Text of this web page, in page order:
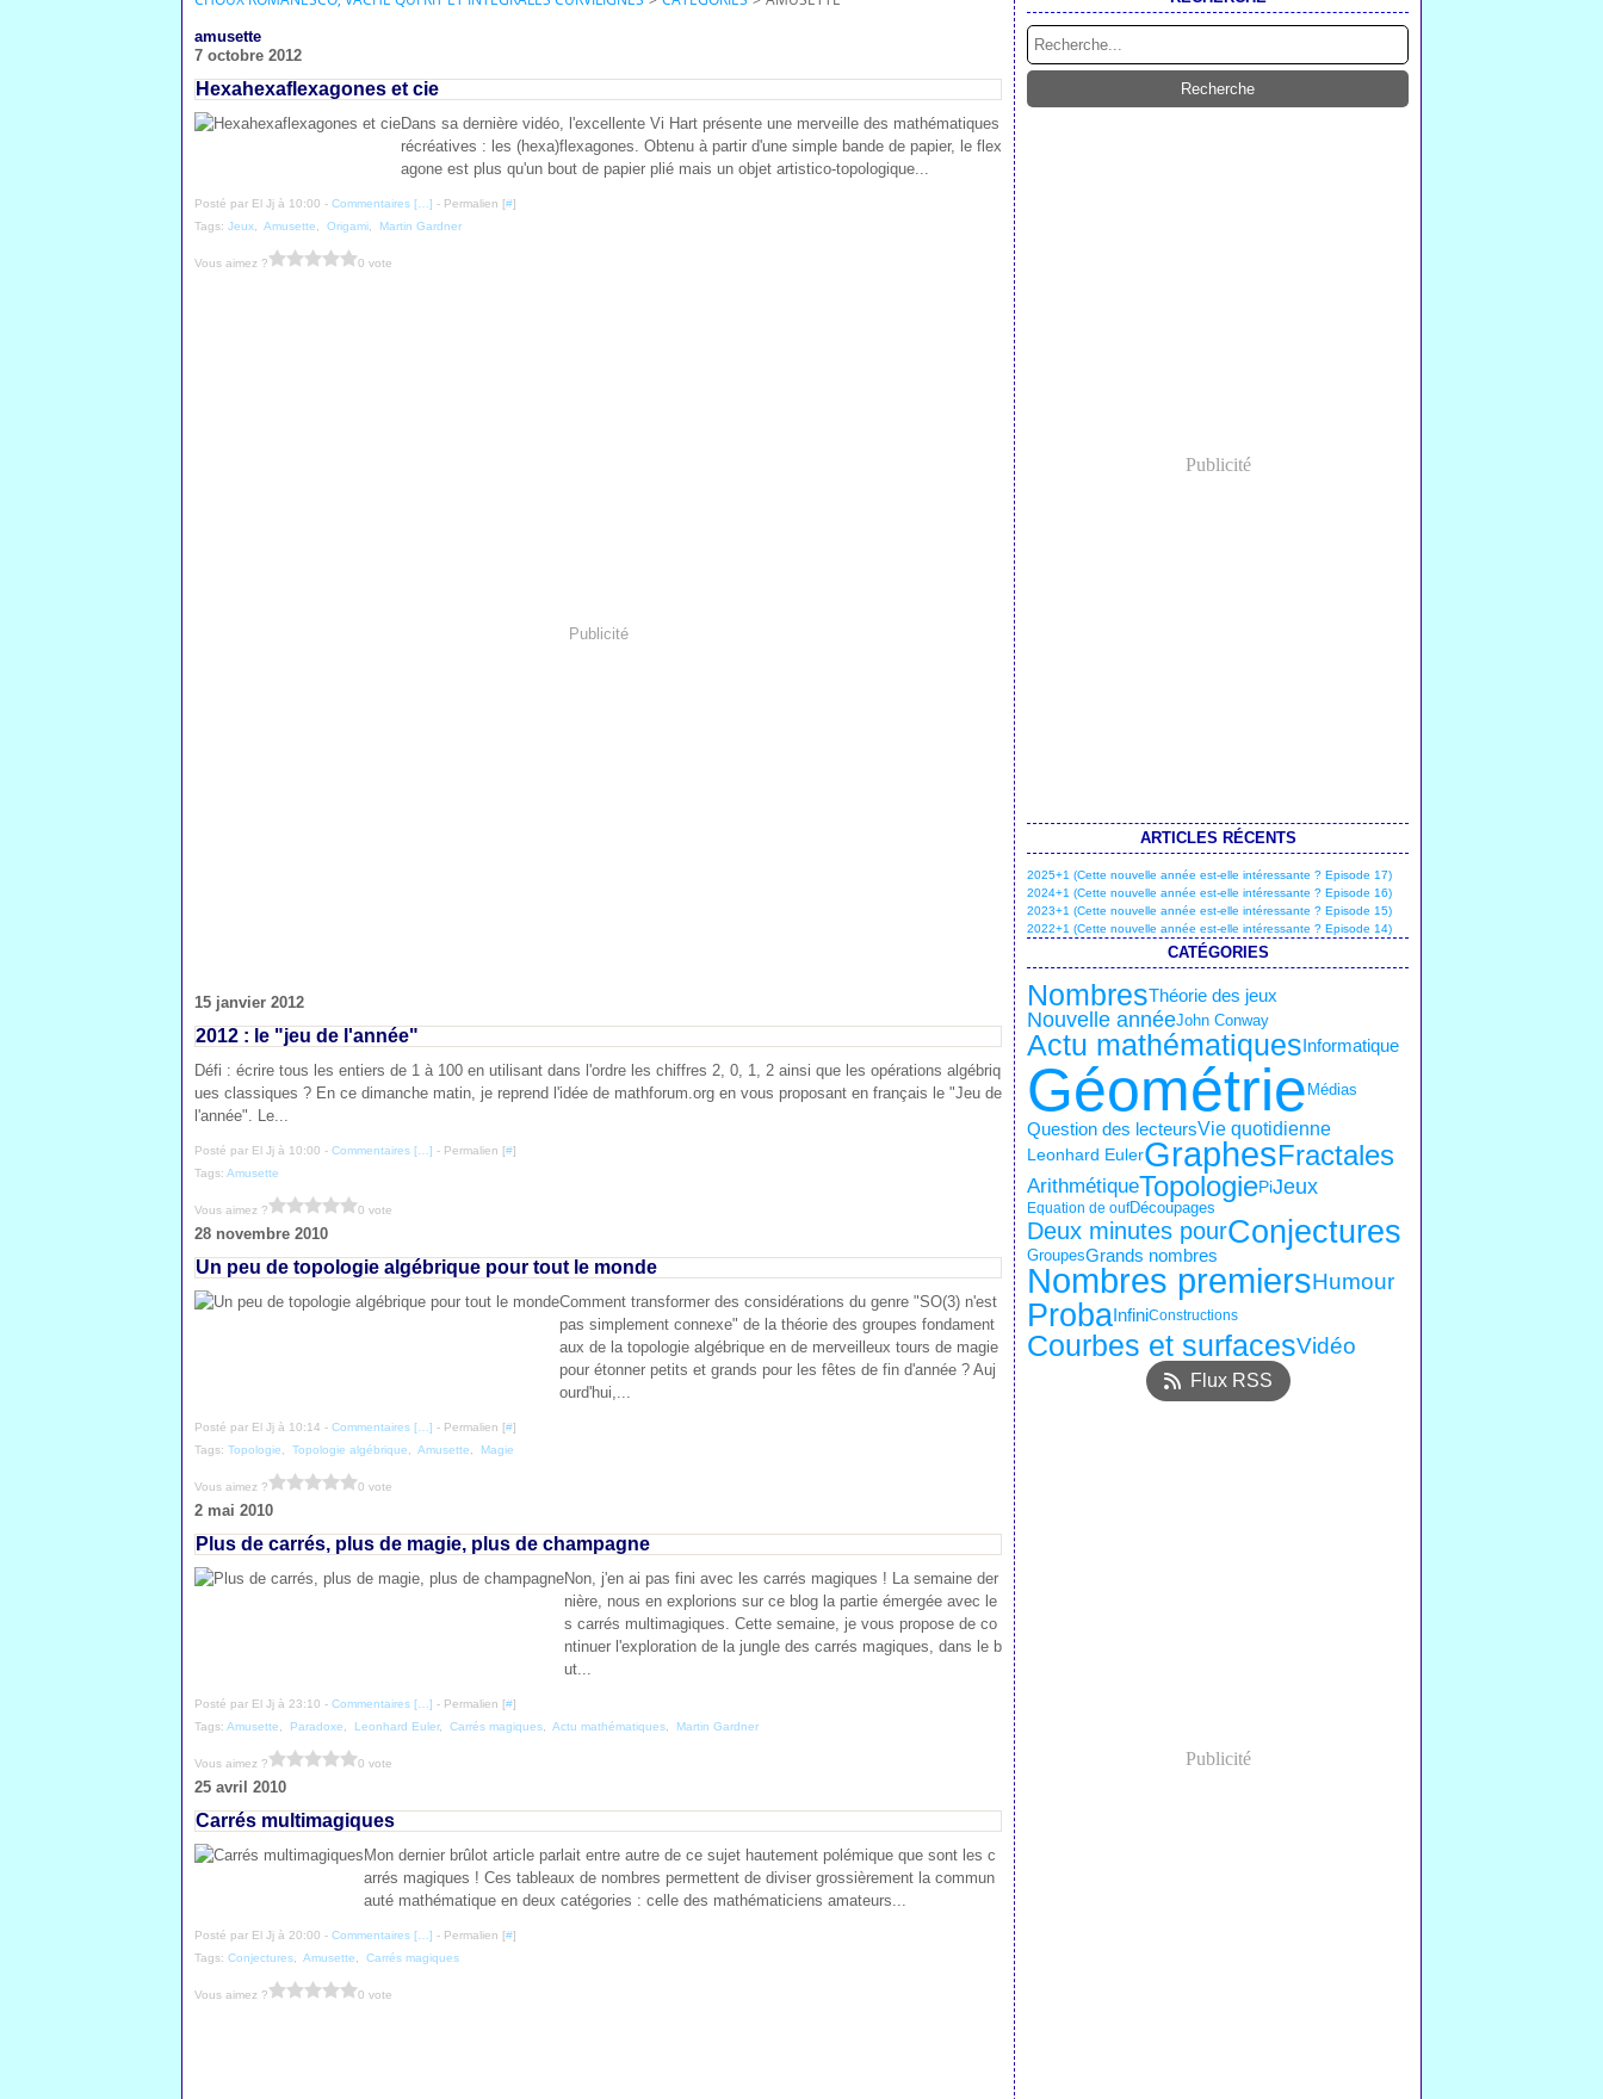
amusette
7 octobre 2012
Hexahexaflexagones et cie
Dans sa dernière vidéo, l'excellente Vi Hart présente une merveille des mathématiques
récréatives : les (hexa)flexagones. Obtenu à partir d'une simple bande de papier, le flex
agone est plus qu'un bout de papier plié mais un objet artistico-topologique...
Posté par El Jj à 10:00 - Commentaires [ ] - Permalien [#]
Tags: Jeux Amusette Origami Martin Gardner
Vous aimez ? 0 vote
Publicité
15 janvier 2012
2012 : le "jeu de l'année"
Défi : écrire tous les entiers de 1 à 100 en utilisant dans l'ordre les chiffres 2, 0, 1, 2 ainsi que les opérations algébriq
ues classiques ? En ce dimanche matin, je reprend l'idée de mathforum.org en vous proposant en français le "Jeu de
l'année". Le...
Posté par El Jj à 10:00 - Commentaires [ ] - Permalien [#]
Tags: Amusette
Vous aimez ? 0 vote
28 novembre 2010
Un peu de topologie algébrique pour tout le monde
Comment transformer des considérations du genre "SO(3) n'est
pas simplement connexe" de la théorie des groupes fondament
aux de la topologie algébrique en de merveilleux tours de magie
pour étonner petits et grands pour les fêtes de fin d'année ? Auj
ourd'hui,...
Posté par El Jj à 10:14 - Commentaires [ ] - Permalien [#]
Tags: Topologie Topologie algébrique Amusette Magie
Vous aimez ? 0 vote
2 mai 2010
Plus de carrés, plus de magie, plus de champagne
Non, j'en ai pas fini avec les carrés magiques ! La semaine der
nière, nous en explorions sur ce blog la partie émergée avec le
s carrés multimagiques. Cette semaine, je vous propose de co
ntinuer l'exploration de la jungle des carrés magiques, dans le b
ut...
Posté par El Jj à 23:10 - Commentaires [ ] - Permalien [#]
Tags: Amusette Paradoxe Leonhard Euler, Carrés magiques Actu mathématiques Martin Gardner
Vous aimez ? 0 vote
25 avril 2010
Carrés multimagiques
Mon dernier brûlot article parlait entre autre de ce sujet hautement polémique que sont les c
arrés magiques ! Ces tableaux de nombres permettent de diviser grossièrement la commun
auté mathématique en deux catégories : celle des mathématiciens amateurs...
Posté par El Jj à 20:00 - Commentaires [ ] - Permalien [#]
Tags: Conjectures Amusette Carrés magiques
Vous aimez ? 0 vote
Publicité
ARTICLES RÉCENTS
2025+1 (Cette nouvelle année est-elle intéressante ? Episode 17)
2024+1 (Cette nouvelle année est-elle intéressante ? Episode 16)
2023+1 (Cette nouvelle année est-elle intéressante ? Episode 15)
2022+1 (Cette nouvelle année est-elle intéressante ? Episode 14)
CATÉGORIES
NombresThéorie des jeux
Nouvelle annéeJohn Conway
Actu mathématiquesInformatique
Géométrie Médias
Question des lecteursVie quotidienne
Leonhard EulerGraphesFractales
ArithmétiqueTopologiePiJeux
Equation de oufDécoupages
Deux minutes pourConjectures
GroupesGrands nombres
Nombres premiersHumour
ProbaInfiniConstructions
Courbes et surfacesVidéo
Flux RSS
Publicité